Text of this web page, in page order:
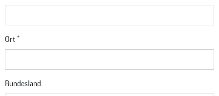
Ort *
Bundesland